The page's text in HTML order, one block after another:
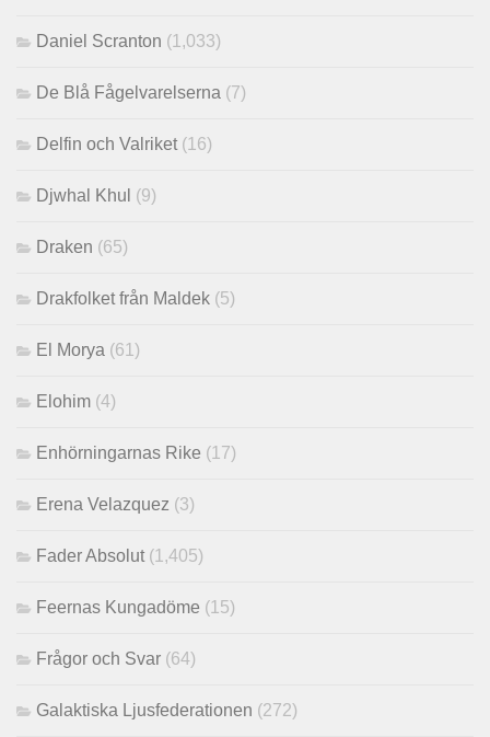
Daniel Scranton (1,033)
De Blå Fågelvarelserna (7)
Delfin och Valriket (16)
Djwhal Khul (9)
Draken (65)
Drakfolket från Maldek (5)
El Morya (61)
Elohim (4)
Enhörningarnas Rike (17)
Erena Velazquez (3)
Fader Absolut (1,405)
Feernas Kungadöme (15)
Frågor och Svar (64)
Galaktiska Ljusfederationen (272)